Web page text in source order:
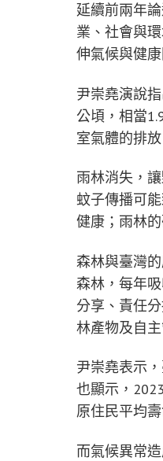
延續前兩年
業、社會與
伸氣候與健
尹崇堯演說
公頃，相當
室氣體的排
雨林消失，
蚊子傳播可
健康；雨林
森林與臺灣
森林，每年
分享、責任
林產物及自
尹崇堯表示
也顯示，
原住民平均
而氣候異常